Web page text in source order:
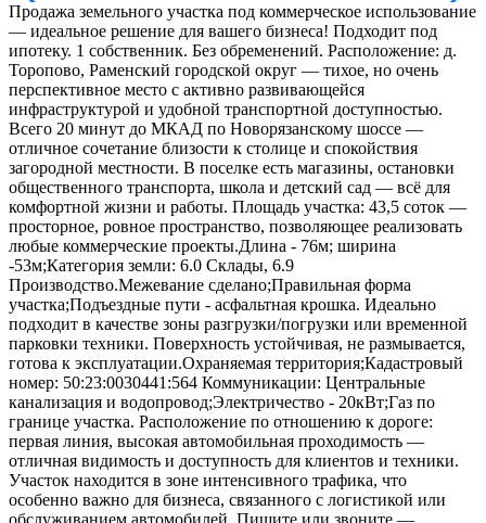
Продажа земельного участка под коммерческое использование
— идеальное решение для вашего бизнеса! Подходит под
ипотеку. 1 собственник. Без обременений. Расположение: д.
Торопово, Раменский городской округ — тихое, но очень
перспективное место с активно развивающейся
инфраструктурой и удобной транспортной доступностью.
Всего 20 минут до МКАД по Новорязанскому шоссе —
отличное сочетание близости к столице и спокойствия
загородной местности. В поселке есть магазины, остановки
общественного транспорта, школа и детский сад — всё для
комфортной жизни и работы. Площадь участка: 43,5 соток —
просторное, ровное пространство, позволяющее реализовать
любые коммерческие проекты.Длина - 76м; ширина
-53м;Категория земли: 6.0 Склады, 6.9
Производство.Межевание сделано;Правильная форма
участка;Подъездные пути - асфальтная крошка. Идеально
подходит в качестве зоны разгрузки/погрузки или временной
парковки техники. Поверхность устойчивая, не размывается,
готова к эксплуатации.Охраняемая территория;Кадастровый
номер: 50:23:0030441:564 Коммуникации: Центральные
канализация и водопровод;Электричество - 20кВт;Газ по
границе участка. Расположение по отношению к дороге:
первая линия, высокая автомобильная проходимость —
отличная видимость и доступность для клиентов и техники.
Участок находится в зоне интенсивного трафика, что
особенно важно для бизнеса, связанного с логистикой или
обслуживанием автомобилей. Пишите или звоните —